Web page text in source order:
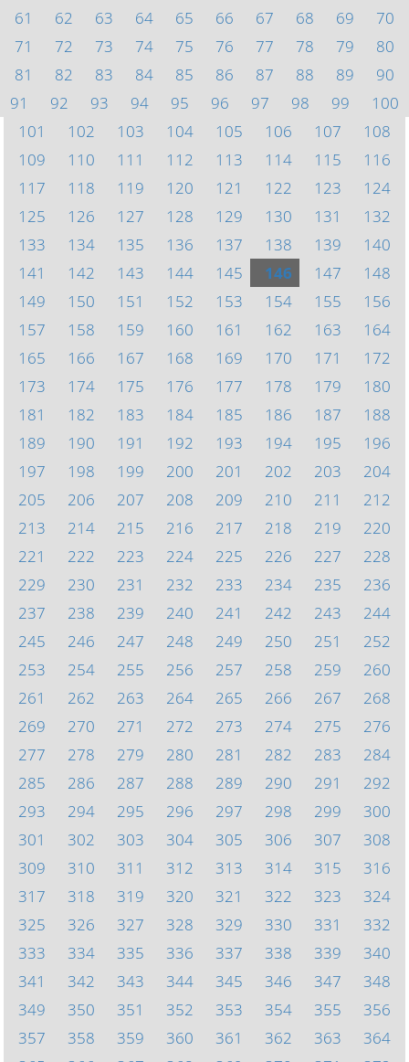
61
62 63 64 65 66 67 68 69
70
71
72 73 74 75 76 77 78 79
80
81
82 83 84 85 86 87 88 89
90
91
92 93 94 95 96 97 98 99
100
101
102 103 104 105 106 107
108
109
110 111 112 113 114 115
116
117
118 119 120 121 122 123
124
125
126 127 128 129 130 131
132
133
134 135 136 137 138 139
140
141
142 143 144 145 146 147
148
149
150 151 152 153 154 155
156
157
158 159 160 161 162 163
164
165
166 167 168 169 170 171
172
173
174 175 176 177 178 179
180
181
182 183 184 185 186 187
188
189
190 191 192 193 194 195
196
197
198 199 200 201 202 203
204
205
206 207 208 209 210 211
212
213
214 215 216 217 218 219
220
221
222 223 224 225 226 227
228
229
230 231 232 233 234 235
236
237
238 239 240 241 242 243
244
245
246 247 248 249 250 251
252
253
254 255 256 257 258 259
260
261
262 263 264 265 266 267
268
269
270 271 272 273 274 275
276
277
278 279 280 281 282 283
284
285
286 287 288 289 290 291
292
293
294 295 296 297 298 299
300
301
302 303 304 305 306 307
308
309
310 311 312 313 314 315
316
317
318 319 320 321 322 323
324
325
326 327 328 329 330 331
332
333
334 335 336 337 338 339
340
341
342 343 344 345 346 347
348
349
350 351 352 353 354 355
356
357
358 359 360 361 362 363
364